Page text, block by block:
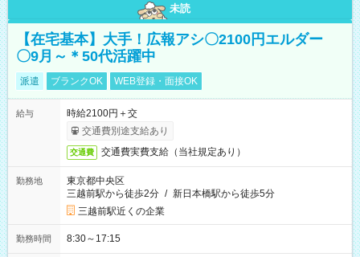
未読
【在宅基本】大手！広報アシ〇2100円エルダー
〇9月～＊50代活躍中
派遣 ブランクOK WEB登録・面接OK
給与
時給2100円＋交
交通費別途支給あり
交通費 交通費実費支給（当社規定あり）
勤務地
東京都中央区
三越前駅から徒歩2分 / 新日本橋駅から徒歩5分
三越前駅近くの企業
勤務時間 8:30～17:15